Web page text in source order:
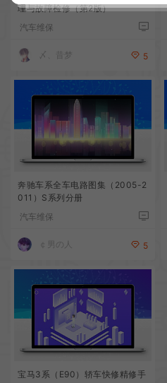
理与故障检修（第2版）
汽车维保
〆、昔梦 5
奔驰车系全车电路图集（2005-2
011）S系列分册
汽车维保
￠男の人 5
宝马3系（E90）轿车快修精修手